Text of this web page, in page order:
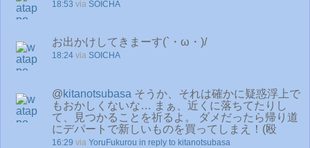
18:53 via SOICHA
お出かけしてきまーす(`・ω・)/
18:24 via SOICHA
@kitanotsubasa そうか、それは確かに疑惑浮上で
もおかしくないな… まぁ、近くに落ちてたりし
て、見つかることを祈るよ。 ダメだったら帰り道
にデパートで新しいものを買ってしまえ！(殴
16:29 via YoruFukurou in reply to kitanotsubasa